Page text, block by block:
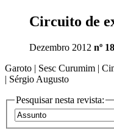
Circuito de
Dezembro 2012 nº
Garoto | Sesc Curumim |
| Sérgio Augusto
Pesquisar nesta revista: